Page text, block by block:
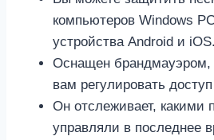
компьютеров Windows
устройства Android и iOS.
Оснащен брандмауэром,
вам регулировать
Он отслеживает, какими
управляли в последнее